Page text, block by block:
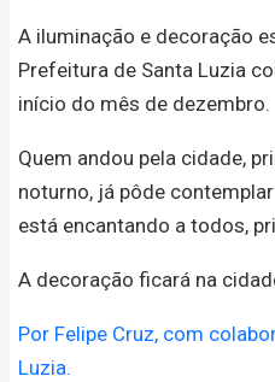
A iluminação e decoração
Prefeitura de Santa Luzia
início do mês de dezembro.
Quem andou pela cidade,
noturno, já pôde
está encantando a todos,
A decoração ficará na
Por Felipe Cruz, com
Luzia.